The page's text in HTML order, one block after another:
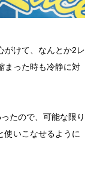
がけて、なんとか2レ
まった時も冷静に対
たので、可能な限り
使いこなせるように